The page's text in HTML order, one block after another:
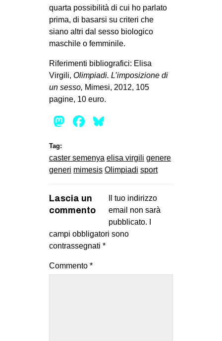
quarta possibilità di cui ho parlato
prima, di basarsi su criteri che
siano altri dal sesso biologico
maschile o femminile.
Riferimenti bibliografici: Elisa
Virgili, Olimpiadi. L’imposizione di
un sesso, Mimesi, 2012, 105
pagine, 10 euro.
Mastodon
Facebook
Tag:
caster semenya elisa virgili genere
generi mimesis Olimpiadi sport
Lascia un
commento
Il tuo indirizzo
email non sarà
pubblicato.
campi obbligatori sono
contrassegnati *
Commento *